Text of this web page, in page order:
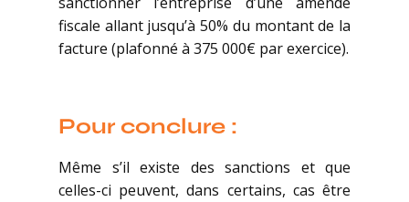
fiscale allant jusqu’à 50% du montant de la
facture (plafonné à 375 000€ par exercice).
Pour conclure :
Même s’il existe des sanctions et que
celles-ci peuvent, dans certains, cas être